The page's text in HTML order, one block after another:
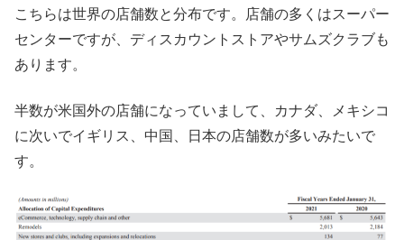
こちらは世界の店舗数と分布です。店舗の多くはスーパー
センターですが、ディスカウントストアやサムズクラブも
あります。
半数が米国外の店舗になっていまして、カナダ、メキシコ
に次いでイギリス、中国、日本の店舗数が多いみたいで
す。